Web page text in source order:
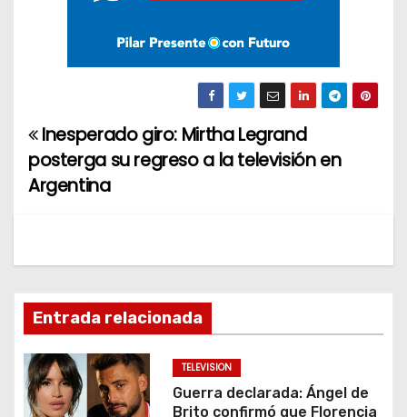
N
a
e
g
a
c
i
Inesperado giro: Mirtha Legrand
posterga su regreso a la televisión en
Argentina
Entrada relacionada
TELEVISION
Guerra declarada: Ángel de
Brito confirmó que Florencia